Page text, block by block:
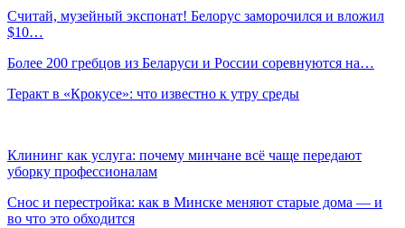
Считай, музейный экспонат! Белорус заморочился и вложил
$10…
Более 200 гребцов из Беларуси и России соревнуются на…
Теракт в «Крокусе»: что известно к утру среды
Клининг как услуга: почему минчане всё чаще передают
уборку профессионалам
Снос и перестройка: как в Минске меняют старые дома — и
во что это обходится